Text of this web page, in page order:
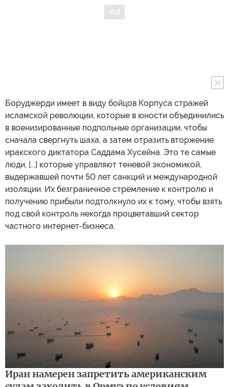
Боруджерди имеет в виду бойцов Корпуса стражей
исламской революции, которые в юности объединились
в военизированные подпольные организации, чтобы
сначала свергнуть шаха, а затем отразить вторжение
иракского диктатора Саддама Хусейна. Это те самые
люди, [...] которые управляют теневой экономикой,
выдержавшей почти 50 лет санкций и международной
изоляции. Их безграничное стремление к контролю и
получению прибыли подтолкнуло их к тому, чтобы взять
под свой контроль некогда процветавший сектор
частного интернет-бизнеса.
Иран намерен запретить американским